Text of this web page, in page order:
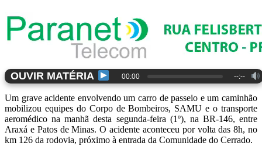
OUVIR MATÉRIA 00:00 --:--
Um grave acidente envolvendo um carro de passeio e um caminhão
mobilizou equipes do Corpo de Bombeiros, SAMU e o transporte
aeromédico na manhã desta segunda-feira (1º), na BR-146, entre
Araxá e Patos de Minas. O acidente aconteceu por volta das 8h, no
km 126 da rodovia, próximo à entrada da Comunidade do Cerrado.